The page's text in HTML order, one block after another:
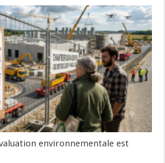
environnementale est